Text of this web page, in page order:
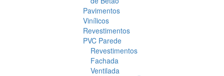
Pavimentos
Vinílicos
Revestimentos
PVC Parede
Revestimentos
Fachada
Ventilada